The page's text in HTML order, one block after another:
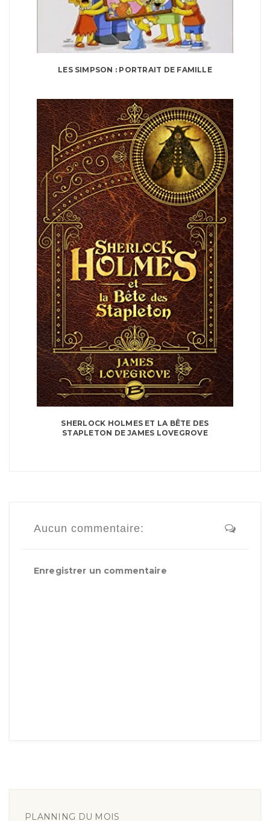
LES SIMPSON : PORTRAIT DE FAMILLE
SHERLOCK HOLMES ET LA BÊTE DES
STAPLETON DE JAMES LOVEGROVE
Aucun commentaire:
Enregistrer un commentaire
PLANNING DU MOIS